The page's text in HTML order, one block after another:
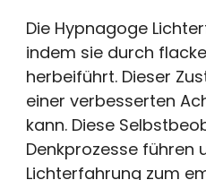
Die Hypnagoge
indem sie durch
herbeiführt. Dieser
einer verbesserten
kann. Diese
Denkprozesse führen
Lichterfahrung zum